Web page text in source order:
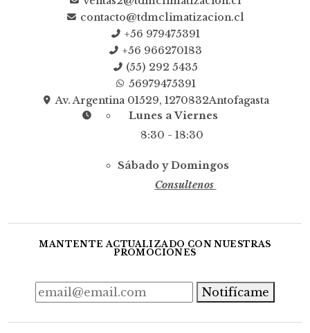
contacto@tdmclimatizacion.cl
+56 979475391
+56 966270183
(55) 292 5435
56979475391
Av. Argentina 01529, 1270832Antofagasta
Lunes a Viernes
8:30 - 18:30
Sábado y Domingos
Consultenos
MANTENTE ACTUALIZADO CON NUESTRAS
PROMOCIONES
Notifícame